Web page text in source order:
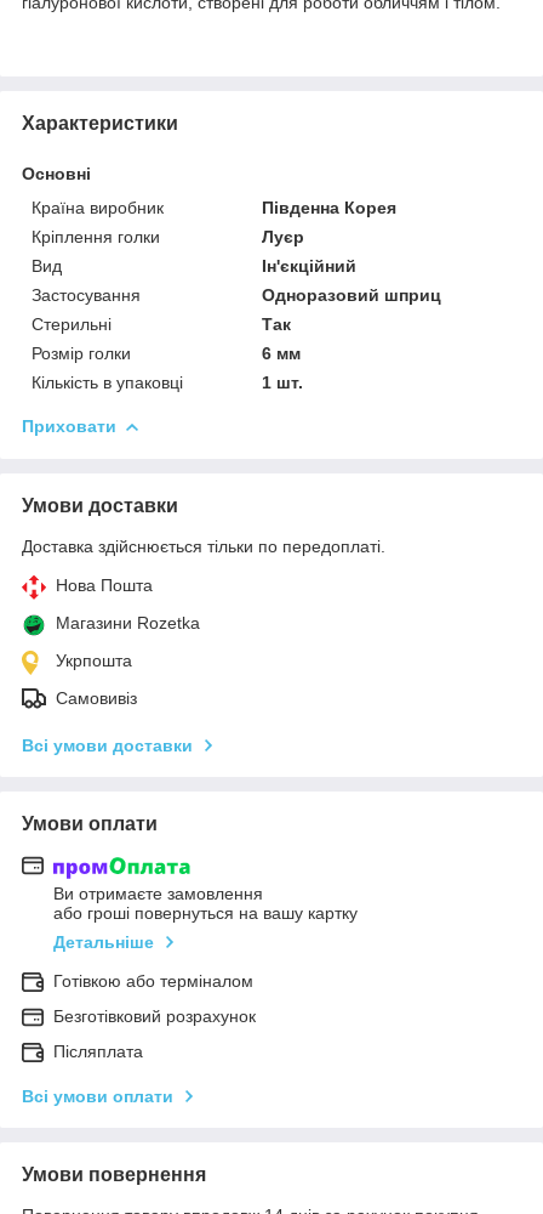
Характеристики
Основні
Країна виробник
Південна Корея
Кріплення голки
Луєр
Вид
Ін'єкційний
Застосування
Одноразовий шприц
Стерильні
Так
Розмір голки
6 мм
Кількість в упаковці
1 шт.
Приховати
Умови доставки
Доставка здійснюється тільки по передоплаті.
Нова Пошта
Магазини Rozetka
Укрпошта
Самовивіз
Всі умови доставки
Умови оплати
Ви отримаєте замовлення
або гроші повернуться на вашу картку
Детальніше
Готівкою або терміналом
Безготівковий розрахунок
Післяплата
Всі умови оплати
Умови повернення